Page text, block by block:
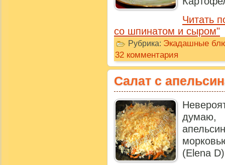
Читать
со шпинатом и сыром"
Рубрика: Экадашные
32 комментария
Салат с
думаю,
(Elena